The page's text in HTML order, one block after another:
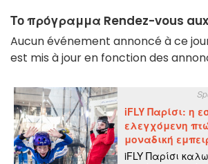
Το πρόγραμμα Rendez-vous
Aucun événement annoncé à ce
est mis à jour en fonction des